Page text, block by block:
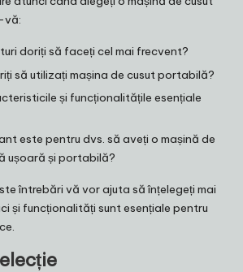
vă:
doriți să faceți cel mai frecvent?
să utilizați mașina de cusut portabilă?
și funcționalitățile esențiale
este pentru dvs. să aveți o mașină de
ușoară și portabilă?
întrebări vă vor ajuta să înțelegeți mai
și funcționalități sunt esențiale pentru